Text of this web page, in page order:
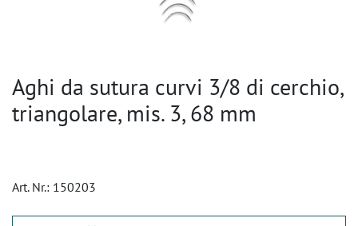
Aghi da sutura curvi 3/8 di cerchio,
triangolare, mis. 3, 68 mm
Art. Nr.: 150203